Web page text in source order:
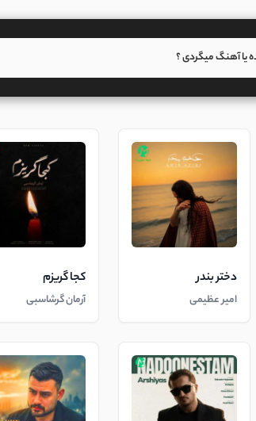
دختر بندر
امیر عظیمی
کجا گریزم
آرمان گرشاسبی